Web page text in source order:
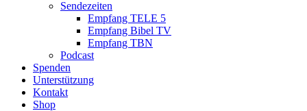
Sendezeiten
Empfang TELE 5
Empfang Bibel TV
Empfang TBN
Podcast
Spenden
Unterstützung
Kontakt
Shop